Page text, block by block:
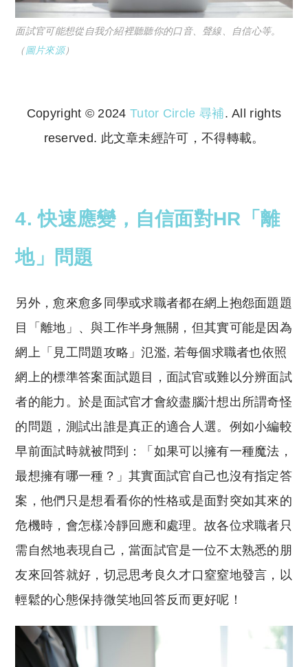
面試官可能想從自我介紹裡聽聽你的口音、聲線、自信心等。
（圖片來源）
Copyright © 2024 Tutor Circle 尋補. All rights
reserved. 此文章未經許可，不得轉載。
4.快速應變，自信面對HR 「離
地」問題
另外，愈來愈多同學或求職者都在網上抱怨面題題
目「離地」、與工作半身無關，但其實可能是因為
網上「見工問題攻略」氾濫, 若每個求職者也依照
網上的標準答案面試題目，面試官或難以分辨面試
者的能力。於是面試官才會絞盡腦汁想出所謂奇怪
的問題，測試出誰是真正的適合人選。例如小編較
早前面試時就被問到：「如果可以擁有一種魔法，
最想擁有哪一種？」其實面試官自己也沒有指定答
案，他們只是想看看你的性格或是面對突如其來的
危機時，會怎樣冷靜回應和處理。故各位求職者只
需自然地表現自己，當面試官是一位不太熟悉的朋
友來回答就好，切忌思考良久才口窒窒地發言，以
輕鬆的心態保持微笑地回答反而更好呢！